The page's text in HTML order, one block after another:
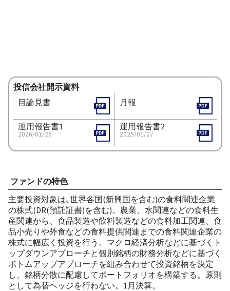
投信会社開示資料
目論見書
月報
運用報告書1
2026/01/26
運用報告書2
2025/01/27
ファンドの特色
主要投資対象は､世界各国(新興国を含む)の食料関連企業
の株式(DR(預託証書)を含む)。農業、水関連などの食料生
産関連から、食品製造や飲料製造などの食料加工関連、食
品小売りや外食などの食料提供関連までの食料関連企業の
株式に幅広く投資を行う。マクロ経済分析などに基づくト
ップダウンアプローチと個別銘柄の財務分析などに基づく
ボトムアップアプローチを組み合わせて投資銘柄を決定
し、銘柄分散に配慮してポートフォリオを構築する。原則
として為替ヘッジを行わない。1月決算。